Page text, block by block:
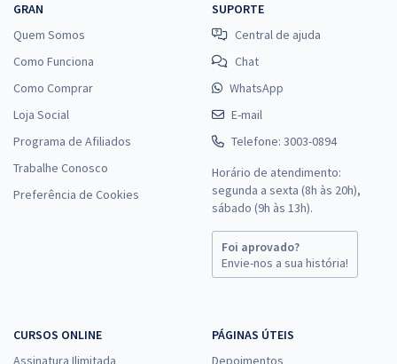
GRAN
Quem Somos
Como Funciona
Como Comprar
Loja Social
Programa de Afiliados
Trabalhe Conosco
Preferência de Cookies
SUPORTE
Central de ajuda
Chat
WhatsApp
E-mail
Telefone: 3003-0894
Horário de atendimento:
segunda a sexta (8h às 20h),
sábado (9h às 13h).
Foi aprovado?
Envie-nos a sua história!
CURSOS ONLINE
Assinatura Ilimitada
PÁGINAS ÚTEIS
Depoimentos